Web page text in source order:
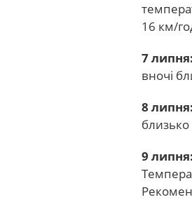
16 км/
7 липня:
вночі
8 липня:
9 липня: